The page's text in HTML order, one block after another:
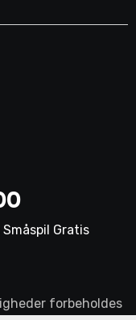
Gratis
forbeholdes